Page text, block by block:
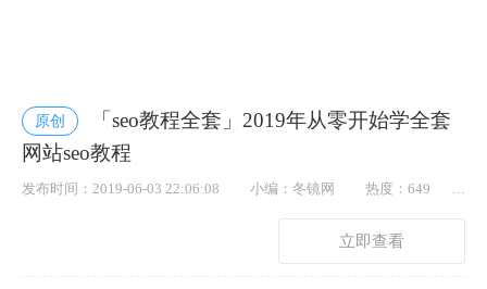
原创
「seo教程全套」2019年从零开始学全套
网站seo教程
发布时间：2019-06-03 22:06:08 小编：冬镜网
热度：649
立即查看